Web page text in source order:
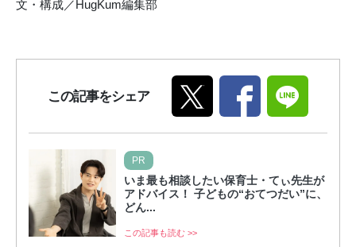
文・構成／HugKum編集部
この記事をシェア
PR
いま最も相談したい保育士・てぃ先生が
アドバイス！ 子どもの“おてつだい”に、
どん...
この記事も読む >>